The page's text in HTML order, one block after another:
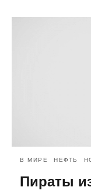
В МИРЕ НЕФТЬ
Пираты